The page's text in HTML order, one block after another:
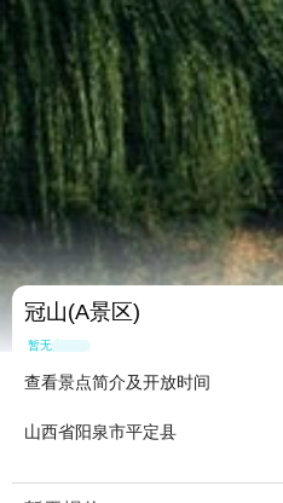
冠山(A景区)
暂无点评
查看景点简介及开放时间
山西省阳泉市平定县